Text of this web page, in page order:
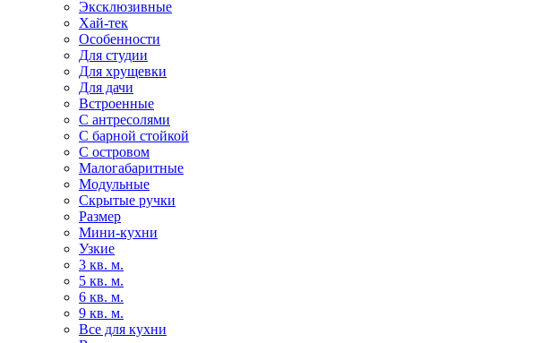
Эксклюзивные
Хай-тек
Особенности
Для студии
Для хрущевки
Для дачи
Встроенные
С антресолями
С барной стойкой
С островом
Малогабаритные
Модульные
Скрытые ручки
Размер
Мини-кухни
Узкие
3 кв. м.
5 кв. м.
6 кв. м.
9 кв. м.
Все для кухни